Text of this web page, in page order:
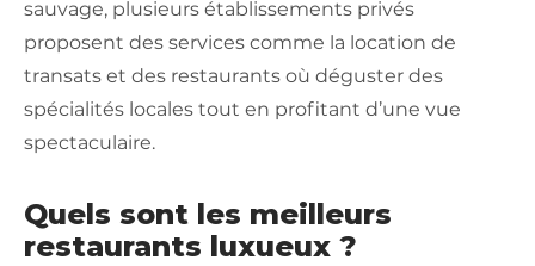
sauvage, plusieurs établissements privés
proposent des services comme la location de
transats et des restaurants où déguster des
spécialités locales tout en profitant d’une vue
spectaculaire.
Quels sont les meilleurs
restaurants luxueux ?